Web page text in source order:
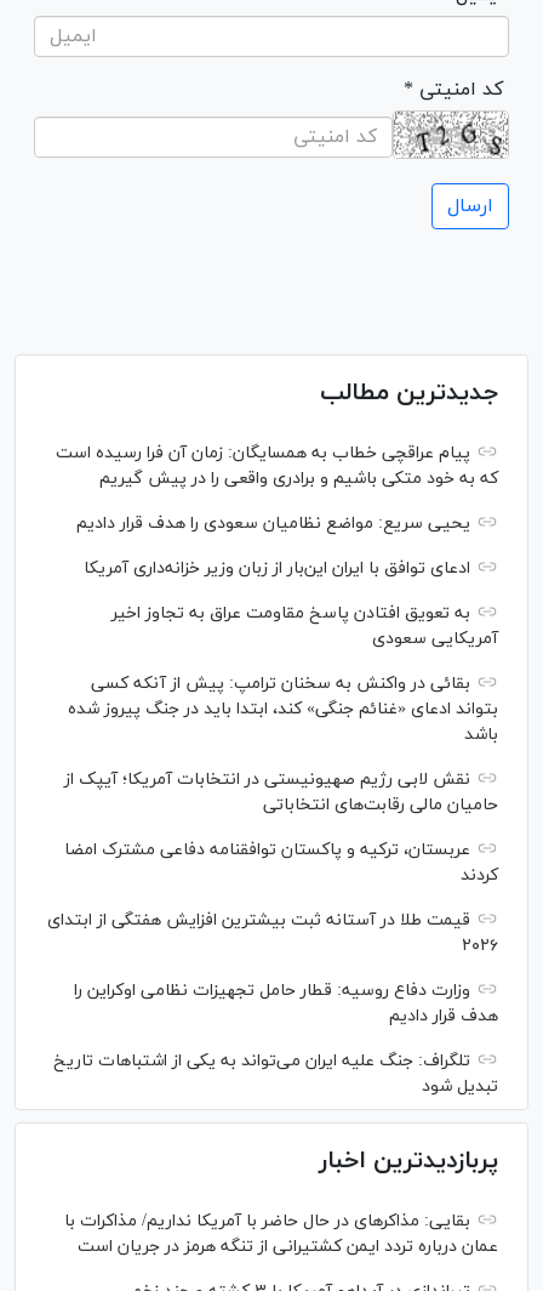
* کد امنیتی
جدیدترین مطالب
پیام عراقچی خطاب به همسایگان: زمان آن فرا رسیده است
که به خود متکی باشیم و برادری واقعی را در پیش گیریم
یحیی سریع: مواضع نظامیان سعودی را هدف قرار دادیم
ادعای توافق با ایران این‌بار از زبان وزیر خزانه‌داری آمریکا
به تعویق افتادن پاسخ مقاومت عراق به تجاوز اخیر
آمریکایی سعودی
بقائی در واکنش به سخنان ترامپ: پیش از آنکه کسی
بتواند ادعای «غنائم جنگی» کند، ابتدا باید در جنگ پیروز شده
باشد
نقش لابی رژیم صهیونیستی در انتخابات آمریکا؛ آیپک از
حامیان مالی رقابت‌های انتخاباتی
عربستان، ترکیه و پاکستان توافقنامه دفاعی مشترک امضا
کردند
قیمت طلا در آستانه ثبت بیشترین افزایش هفتگی از ابتدای
۲۰۲۶
وزارت دفاع روسیه: قطار حامل تجهیزات نظامی اوکراین را
هدف قرار دادیم
تلگراف: جنگ علیه ایران می‌تواند به یکی از اشتباهات تاریخ
تبدیل شود
پربازدیدترین اخبار
بقایی: مذاکره‎ای در حال حاضر با آمریکا نداریم/ مذاکرات با
عمان درباره تردد ایمن کشتیرانی از تنگه هرمز در جریان است